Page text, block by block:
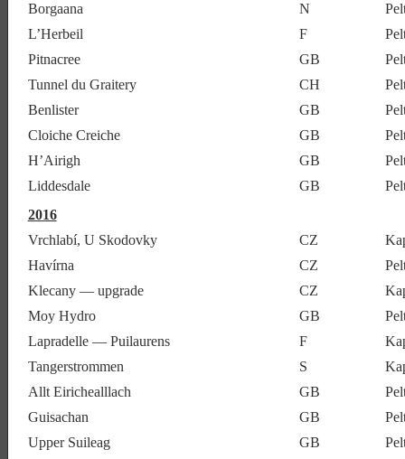
Borgaana
N
L’Herbeil
F
Pitnacree
GB
Tunnel du Graitery
CH
Benlister
GB
Cloiche Creiche
GB
H’Airigh
GB
Liddesdale
GB
2016
Vrchlabí, U Skodovky
CZ
Havírna
CZ
Klecany — upgrade
CZ
Moy Hydro
GB
Lapradelle — Puilaurens
F
Tangerstrommen
S
Allt Eirichealllach
GB
Guisachan
GB
Upper Suileag
GB